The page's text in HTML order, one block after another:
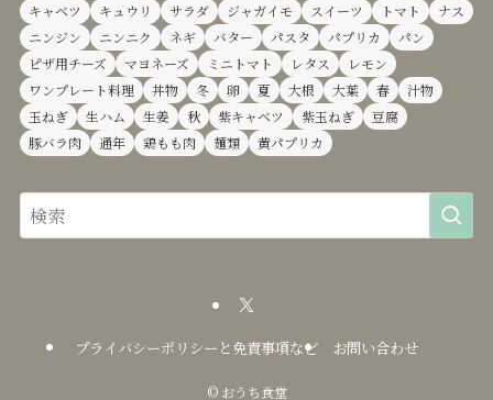
キャベツ
キュウリ サラダ ジャガイモ スイーツ トマト
ナス
ニンジン
ニンニク ネギ バター パスタ パプリカ
パン
ピザ用チーズ
マヨネーズ ミニトマト レタス
レモン
ワンプレート料理
丼物 冬 卵 夏 大根 大葉 春
汁物
玉ねぎ
生ハム 生姜 秋 紫キャベツ 紫玉ねぎ
豆腐
豚バラ肉
通年 鶏もも肉 麺類 黄パプリカ
プライバシーポリシーと免責事項など お問い合わせ
©おうち食堂